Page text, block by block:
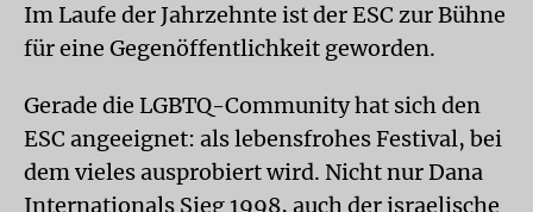
Im Laufe der Jahrzehnte ist der ESC zur Bühne
für eine Gegenöffentlichkeit geworden.
Gerade die LGBTQ-Community hat sich den
ESC angeeignet: als lebensfrohes Festival, bei
dem vieles ausprobiert wird. Nicht nur Dana
Internationals Sieg 1998, auch der israelische